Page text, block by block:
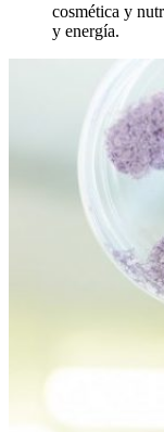
cosmética y
y energía.